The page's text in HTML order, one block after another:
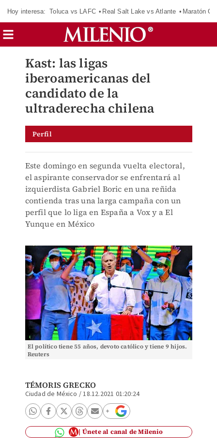
Hoy interesa: Toluca vs LAFC Real Salt Lake vs Atlante Maratón
Kast: las ligas
iberoamericanas del
candidato de la
ultraderecha chilena
Perfil
Este domingo en segunda vuelta electoral,
el aspirante conservador se enfrentará al
izquierdista Gabriel Boric en una reñida
contienda tras una larga campaña con un
perfil que lo liga en España a Vox y a El
Yunque en México
El político tiene 55 años, devoto católico y tiene 9 hijos.
Reuters
TÉMORIS GRECKO
Ciudad de México /18.12.2021 01:20:24
Únete al canal de Milenio